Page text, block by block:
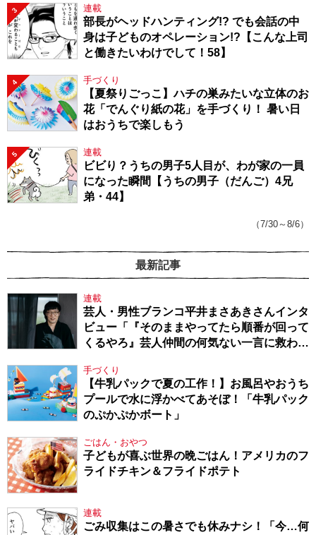
3 連載
部長がヘッドハンティング!? でも会話の中
身は子どものオペレーション!?【こんな上司
と働きたいわけでして！58】
4 手づくり
【夏祭りごっこ】ハチの巣みたいな立体のお
花「でんぐり紙の花」を手づくり！ 暑い日
はおうちで楽しもう
5 連載
ビビり？うちの男子5人目が、わが家の一員
になった瞬間【うちの男子（だんご）4兄
弟・44】
（7/30～8/6）
最新記事
連載
芸人・男性ブランコ平井まさあきさんインタ
ビュー「『そのままやってたら順番が回って
くるやろ』芸人仲間の何気ない一言に救われ
手づくり
【牛乳パックで夏の工作！】お風呂やおうち
プールで水に浮かべてあそぼ！「牛乳パック
のぷかぷかボート」
ごはん・おやつ
子どもが喜ぶ世界の晩ごはん！アメリカのフ
ライドチキン＆フライドポテト
連載
ごみ収集はこの暑さでも休みナシ！「今…何